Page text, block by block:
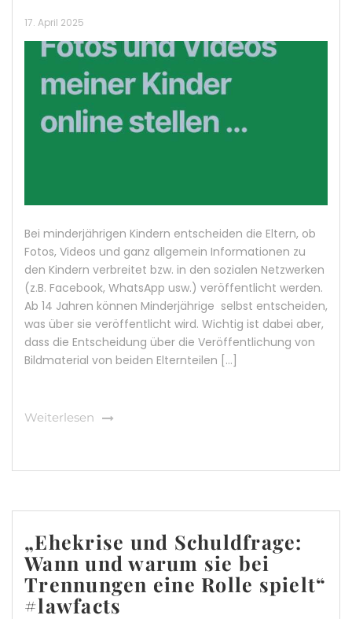
17. April 2025
Bei minderjährigen Kindern entscheiden die Eltern, ob
Fotos, Videos und ganz allgemein Informationen zu
den Kindern verbreitet bzw. in den sozialen Netzwerken
(z.B. Facebook, WhatsApp usw.) veröffentlicht werden.
Ab 14 Jahren können Minderjährige selbst entscheiden,
was über sie veröffentlicht wird. Wichtig ist dabei aber,
dass die Entscheidung über die Veröffentlichung von
Bildmaterial von beiden Elternteilen […]
Weiterlesen
„Ehekrise und Schuldfrage:
Wann und warum sie bei
Trennungen eine Rolle spielt“
#lawfacts